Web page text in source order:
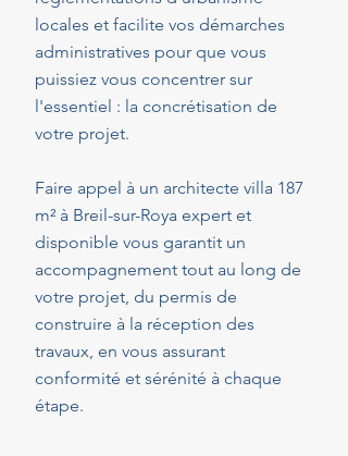
locales et facilite vos démarches
administratives pour que vous
puissiez vous concentrer sur
l'essentiel : la concrétisation de
votre projet.
Faire appel à un architecte villa 187
m² à Breil-sur-Roya expert et
disponible vous garantit un
accompagnement tout au long de
votre projet, du permis de
construire à la réception des
travaux, en vous assurant
conformité et sérénité à chaque
étape.